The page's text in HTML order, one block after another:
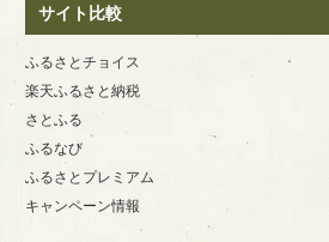
サイト比較
ふるさとチョイス
楽天ふるさと納税
さとふる
ふるなび
ふるさとプレミアム
キャンペーン情報